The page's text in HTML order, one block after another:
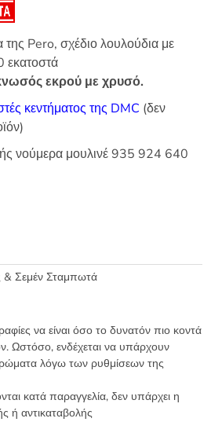
Pero, σχέδιο λουλούδια με
εκατοστά
εκρού με χρυσό.
κεντήματος της DMC (δεν
νούμερα μουλινέ 935 924 640
& Σεμέν Σταμπωτά
να είναι όσο το δυνατόν πιο κοντά
Ωστόσο, ενδέχεται να υπάρχουν
λόγω των ρυθμίσεων της
κατά παραγγελία, δεν υπάρχει η
ή αντικαταβολής